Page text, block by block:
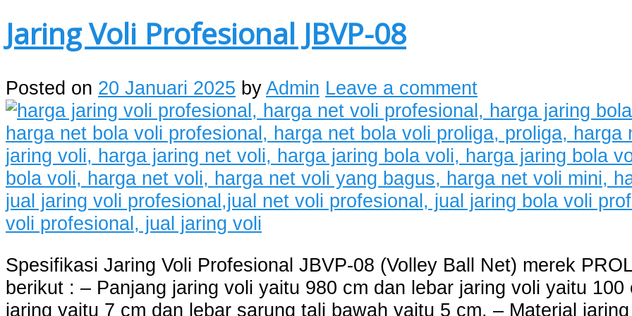
Jaring Voli Profesional JBVP-08
Posted on 20 Januari 2025 byAdmin Leave a comment
Spesifikasi Jaring Voli Profesional JBVP-08 (Volley Ball Net) merek
berikut : – Panjang jaring voli yaitu 980 cm dan lebar jaring voli yaitu
jaring yaitu 7 cm dan lebar sarung tali bawah yaitu 5 cm. – Material